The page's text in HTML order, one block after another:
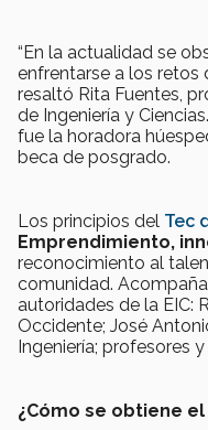
“En la actualidad se
enfrentarse a los retos
resaltó Rita Fuentes,
de Ingeniería y
fue la horadora
beca de posgrado.
Los principios del Tec
Emprendimiento,
reconocimiento al
comunidad.
autoridades de la EIC:
Occidente; José
Ingeniería; profesores
¿Cómo se obtiene